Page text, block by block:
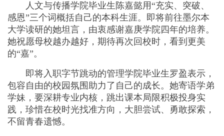
人文与传播学院毕业生陈嘉懿用“充实、突破、
感恩”三个词概括自己的本科生涯。即将前往墨尔本
大学读研的她坦言，由衷感谢嘉庚学院四年的培养。
她祝愿母校越办越好，期待再次回校时，看到更美
的“嘉”。
即将入职字节跳动的管理学院毕业生罗盈表示，
包容自由的校园氛围助力了自己的成长。她寄语学弟
学妹，要深耕专业内核，跳出课本局限积极投身实
践，珍惜在校时光找准方向，大胆尝试、勇敢探索，
不留青春遗憾。